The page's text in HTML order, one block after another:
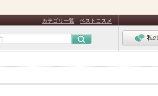
カテゴリ一覧 ベストコスメ
私